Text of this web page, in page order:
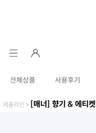
전체상품 사용후기
제품라인 > [매너] 향기 & 에티켓